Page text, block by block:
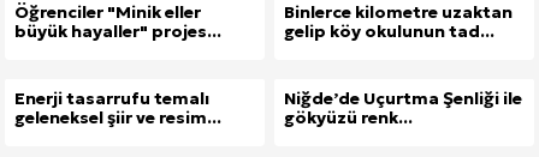
Öğrenciler "Minik eller
büyük hayaller" projes...
Binlerce kilometre uzaktan
gelip köy okulunun tad...
Enerji tasarrufu temalı
geleneksel şiir ve resim...
Niğde’de Uçurtma Şenliği ile
gökyüzü renk...
Site İçi (On-Page) SEO Hizmeti: Web Sitenizin
Kuzu Fileto Seçimi ve Pişirme Önerileri: Yumuşak